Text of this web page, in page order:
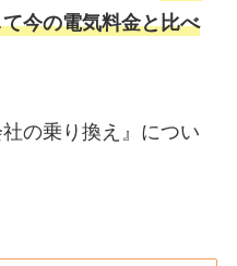
今の電気料金と比べ
の乗り換え』につい